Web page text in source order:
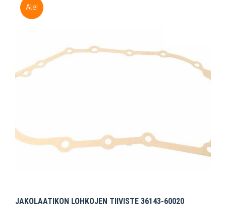
Ale!
JAKOLAATIKON LOHKOJEN TIIVISTE 36143-60020